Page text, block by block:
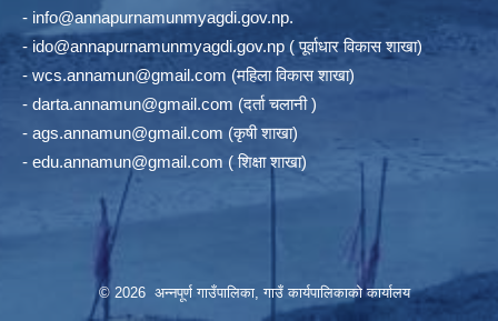
- info@annapurnamunmyagdi.gov.np.
- ido@annapurnamunmyagdi.gov.np ( पूर्वाधार विकास शाखा)
- wcs.annamun@gmail.com (महिला विकास शाखा)
- darta.annamun@gmail.com (दर्ता चलानी )
- ags.annamun@gmail.com (कृषी शाखा)
- edu.annamun@gmail.com ( शिक्षा शाखा)
© 2026 अन्‍नपूर्ण गाउँपालिका, गाउँ कार्यपालिकाको कार्यालय